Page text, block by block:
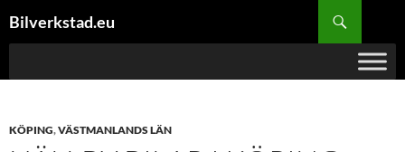
tillBilverkstad.eu
KÖPING,VÄSTMANLANDS LÄN